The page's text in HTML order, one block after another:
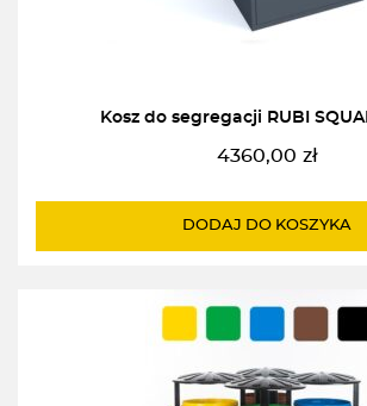
Kosz do segregacji RUBI
4360,00 zł
DODAJ DO KOSZYKA